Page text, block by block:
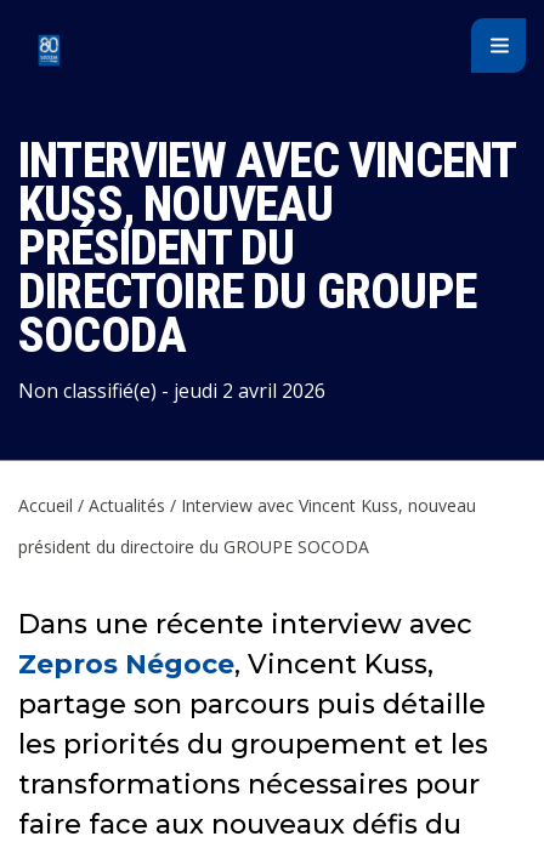
INTERVIEW AVEC VINCENT
KUSS, NOUVEAU
PRÉSIDENT DU
DIRECTOIRE DU GROUPE
SOCODA
Non classifié(e) - jeudi 2 avril 2026
Accueil / Actualités / Interview avec Vincent Kuss, nouveau
président du directoire du GROUPE SOCODA
Dans une récente interview avec
Zepros Négoce, Vincent Kuss,
partage son parcours puis détaille
les priorités du groupement et les
transformations nécessaires pour
faire face aux nouveaux défis du